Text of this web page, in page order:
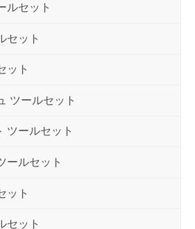
ルセット
セット
ット
ツールセット
ツールセット
ールセット
ット
セット